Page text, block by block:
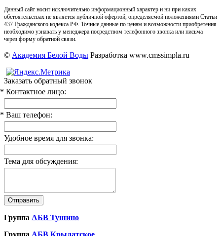
Данный сайт носит исключительно информационный характер и ни при каких
обстоятельствах не является публичной офертой, определяемой положениями Статьи
437 Гражданского кодекса РФ. Точные данные по ценам и возможности приобретения
необходимо узнавать у менеджера посредством телефонного звонка или письма
через форму обратной связи.
© Академия Белой Воды Разработка www.cmssimpla.ru
Заказать обратный звонок
* Контактное лицо:
* Ваш телефон:
Удобное время для звонка:
Тема для обсуждения:
Группа АБВ Тушино
Группа АБВ Крылатское